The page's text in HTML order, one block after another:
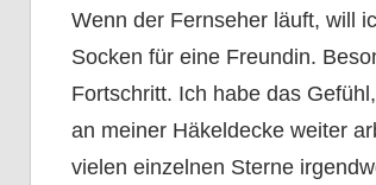
Wenn der Fernseher läuft, will
Socken für eine Freundin.
Fortschritt. Ich habe das
an meiner Häkeldecke weiter
vielen einzelnen Sterne